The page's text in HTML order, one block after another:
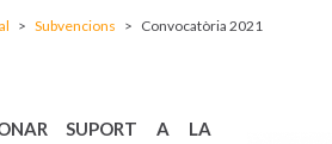
> Subvencions > Convocatòria 2021
SUPORT A LA